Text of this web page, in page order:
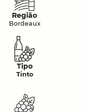
Região
Bordeaux
Tipo
Tinto